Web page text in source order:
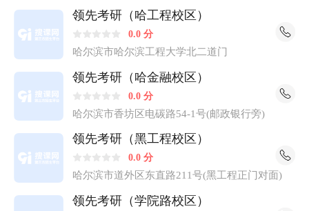
打造了专属的学习课程,一站式解决学员备考中所出现的所
有困扰,全力将公考教学与服务做到极致。 开设课程：公
务员|特岗教师|三支一扶|选调生|军队文职|事业单位|银行招
录|大学生村官等课程辅导。 领先公考黑龙江15所校区位
置： 1. 领先公考(学府路总校区) 哈尔滨市南岗区学府路50-
1号 2. 领先公考(东林校区) 哈尔滨市香坊区和兴路26号东
北林业大学院内专家公寓后身 3. 领先公考(东农校区) 哈尔
滨市香坊区木材街59号东北农业大学院内邮政银行旁 4. 领
先公考(商大北校区) 哈尔滨市松北区学海街军安绿色家园
40号楼 5. 领先公考(师大北校区) 哈尔滨市呼兰区礼记路哈
师大家属楼6号楼1单元102室 6. 领先公考(黑科技校区) 哈
尔滨市松北区糖厂街1号1层7门商服 7. 领先公考(黑财经校
领先考研（哈工程校区）
0.0 分
哈尔滨市哈尔滨工程大学北二道门
领先考研（哈金融校区）
0.0 分
哈尔滨市香坊区电碳路54-1号(邮政银行旁)
领先考研（黑工程校区）
0.0 分
哈尔滨市道外区东直路211号(黑工程正门对面)
领先考研（学院路校区）